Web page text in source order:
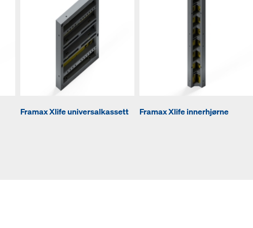
Framax Xlife universalkassett Framax Xlife innerhjørne